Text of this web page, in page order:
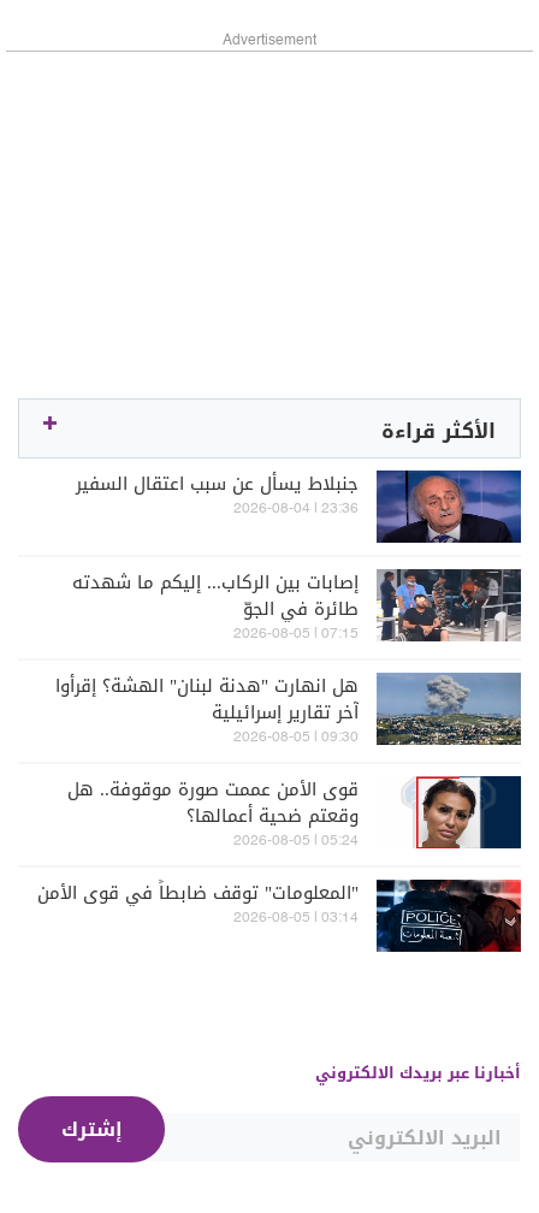
Advertisement
الأكثر قراءة
جنبلاط يسأل عن سبب اعتقال السفير
23:36 | 2026-08-04
إصابات بين الركاب... إليكم ما شهدته
طائرة في الجوّ
07:15 | 2026-08-05
هل انهارت "هدنة لبنان" الهشة؟ إقرأوا
آخر تقارير إسرائيلية
09:30 | 2026-08-05
قوى الأمن عممت صورة موقوفة.. هل
وقعتم ضحية أعمالها؟
05:24 | 2026-08-05
"المعلومات" توقف ضابطاً في قوى الأمن
03:14 | 2026-08-05
أخبارنا عبر بريدك الالكتروني
إشترك